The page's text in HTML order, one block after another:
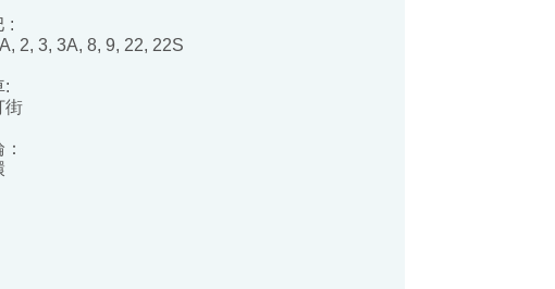
:
2, 3, 3A, 8, 9, 22, 22S
:
街